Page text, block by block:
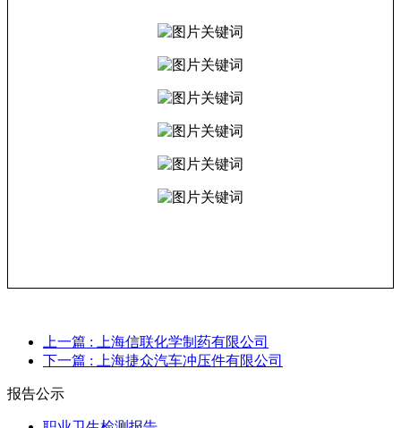
上一篇 : 上海信联化学制药有限公司
下一篇 : 上海捷众汽车冲压件有限公司
报告公示